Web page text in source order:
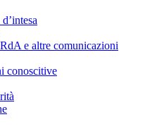
e altre comunicazioni
conoscitive